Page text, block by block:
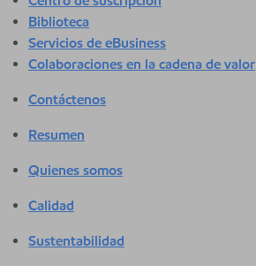
Biblioteca
Servicios de eBusiness
Colaboraciones en la cadena de valor
Contáctenos
Resumen
Quienes somos
Calidad
Sustentabilidad